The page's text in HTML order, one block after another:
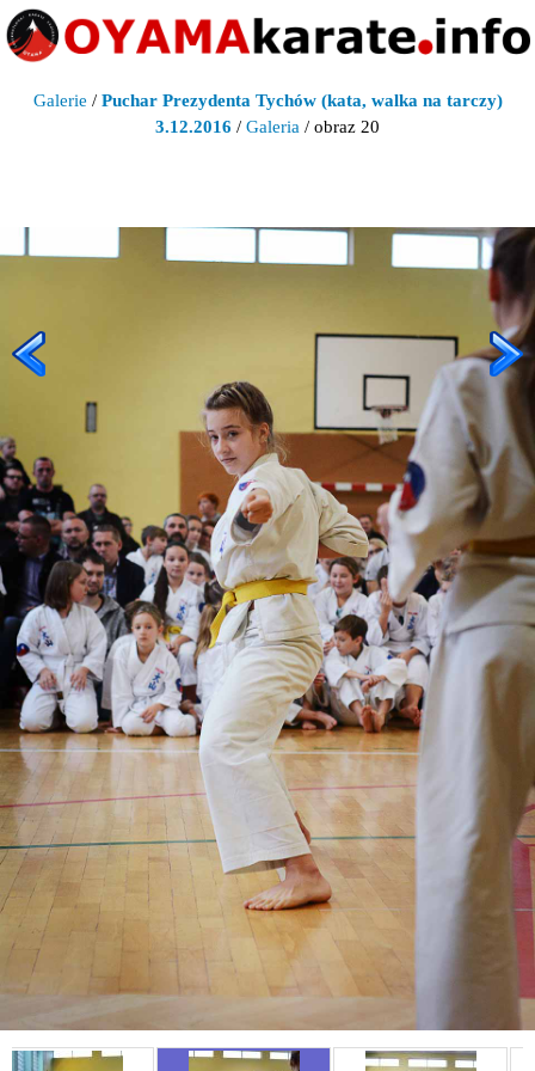
Galerie / Puchar Prezydenta Tychów (kata, walka na tarczy)
3.12.2016 / Galeria / obraz 20